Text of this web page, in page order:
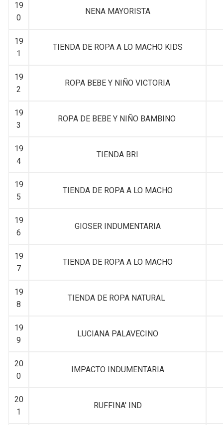
19
0
NENA MAYORISTA
19
1
TIENDA DE ROPA A LO MACHO KIDS
19
2
ROPA BEBE Y NIÑO VICTORIA
19
3
ROPA DE BEBE Y NIÑO BAMBINO
19
4
TIENDA BRI
19
5
TIENDA DE ROPA A LO MACHO
19
6
GIOSER INDUMENTARIA
19
7
TIENDA DE ROPA A LO MACHO
19
8
TIENDA DE ROPA NATURAL
19
9
LUCIANA PALAVECINO
20
0
IMPACTO INDUMENTARIA
20
1
RUFFINA' IND